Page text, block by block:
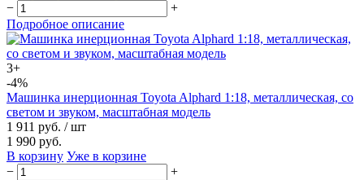
−
+
Подробное описание
3+
-4%
Машинка инерционная Toyota Alphard 1:18, металлическая, со
светом и звуком, масштабная модель
1 911 руб. / шт
1 990 руб.
В корзину Уже в корзине
−
+